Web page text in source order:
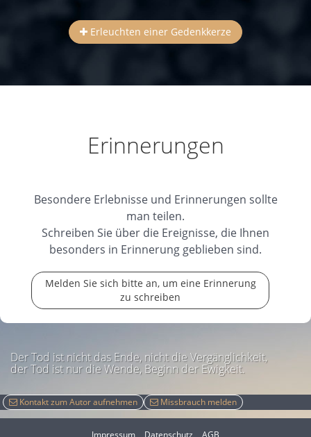
Erleuchten einer Gedenkkerze
Erinnerungen
Besondere Erlebnisse und Erinnerungen sollte
man teilen.
Schreiben Sie über die Ereignisse, die Ihnen
besonders in Erinnerung geblieben sind.
Melden Sie sich bitte an, um eine Erinnerung
zu schreiben
Der Tod ist nicht das Ende, nicht die Vergänglichkeit,
der Tod ist nur die Wende, Beginn der Ewigkeit.
Kontakt zum Autor aufnehmen Missbrauch melden
Impressum Datenschutz AGB